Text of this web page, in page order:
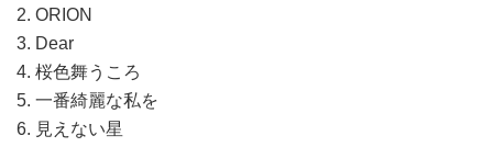
2. ORION
3. Dear
4. 桜色舞うころ
5. 一番綺麗な私を
6. 見えない星